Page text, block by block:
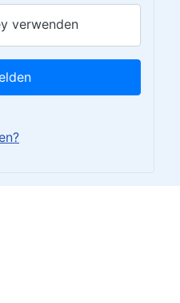
verwenden